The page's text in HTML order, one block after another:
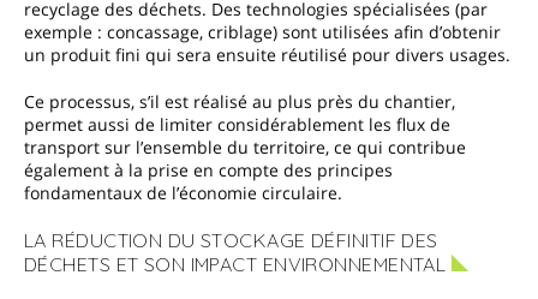
recyclage des déchets. Des technologies spécialisées (par
exemple : concassage, criblage) sont utilisées afin d’obtenir
un produit fini qui sera ensuite réutilisé pour divers usages.
Ce processus, s’il est réalisé au plus près du chantier,
permet aussi de limiter considérablement les flux de
transport sur l’ensemble du territoire, ce qui contribue
également à la prise en compte des principes
fondamentaux de l’économie circulaire.
LA RÉDUCTION DU STOCKAGE DÉFINITIF DES
DÉCHETS ET SON IMPACT ENVIRONNEMENTAL